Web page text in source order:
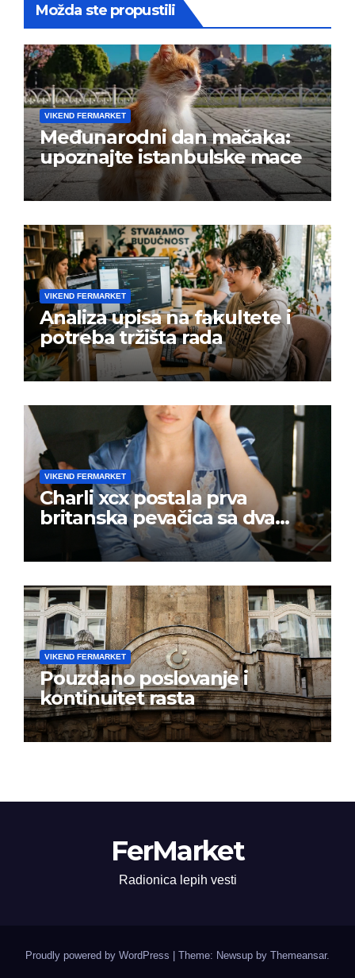
Možda ste propustili
VIKEND FERMARKET
Međunarodni dan mačaka:
upoznajte istanbulske mace
VIKEND FERMARKET
Analiza upisa na fakultete i
potreba tržišta rada
VIKEND FERMARKET
Charli xcx postala prva
britanska pevačica sa dva
albuma na prvom mestu u
istoj kalendarskoj godini
VIKEND FERMARKET
Pouzdano poslovanje i
kontinuitet rasta
FerMarket
Radionica lepih vesti
Proudly powered by WordPress Theme: Newsup by Themeansar.